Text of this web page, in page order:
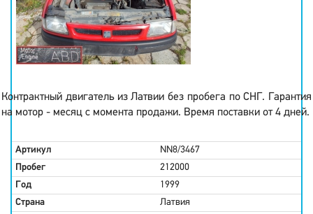
Контрактный двигатель из Латвии без пробега по СНГ. Гарантия
на мотор - месяц с момента продажи. Время поставки от 4 дней.
Артикул
NN8/3467
Пробег
212000
Год
1999
Страна
Латвия